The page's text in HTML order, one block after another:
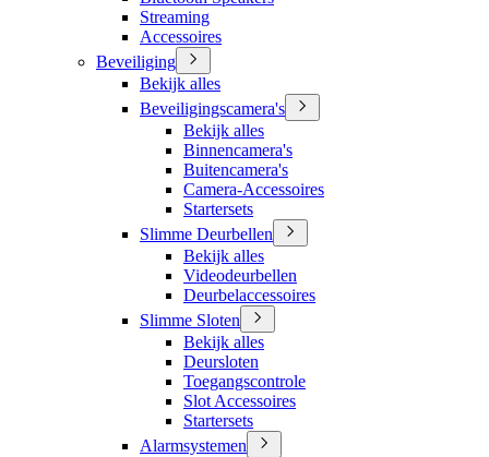
Streaming
Accessoires
Beveiliging
Bekijk alles
Beveiligingscamera's
Bekijk alles
Binnencamera's
Buitencamera's
Camera-Accessoires
Startersets
Slimme Deurbellen
Bekijk alles
Videodeurbellen
Deurbelaccessoires
Slimme Sloten
Bekijk alles
Deursloten
Toegangscontrole
Slot Accessoires
Startersets
Alarmsystemen